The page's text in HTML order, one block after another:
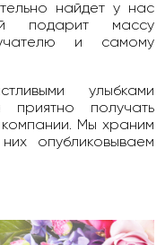
найдет у нас
подарит массу
и самому
улыбками
получать
Мы храним
опубликовываем